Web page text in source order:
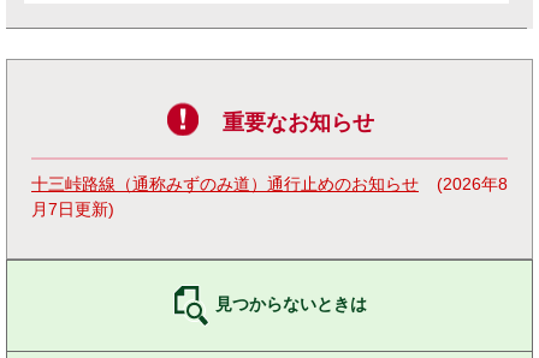
重要なお知らせ
十三峠路線（通称みずのみ道）通行止めのお知らせ
2026年8
月7日更新
見つからないときは